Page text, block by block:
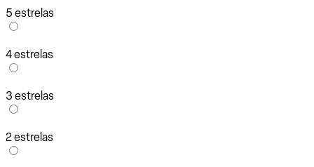
5 estrelas
4 estrelas
3 estrelas
2 estrelas